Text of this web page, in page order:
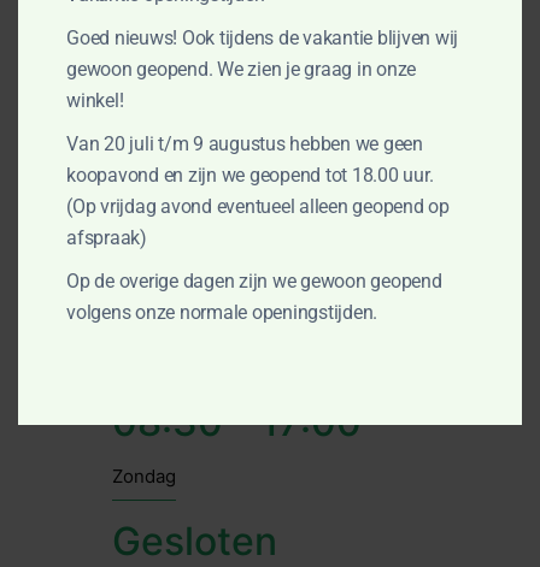
Gesloten
08:30 - 18:00
Vrijdag
08:30 - 18:00
08:30 - 17:00
Zondag
Gesloten
Goed nieuws! Ook tijdens de vakantie blijven wij
gewoon geopend. We zien je graag in onze
winkel!
Van 20 juli t/m 9 augustus hebben we geen
koopavond en zijn we geopend tot 18.00 uur.
(Op vrijdag avond eventueel alleen geopend op
afspraak)
Op de overige dagen zijn we gewoon geopend
volgens onze normale openingstijden.